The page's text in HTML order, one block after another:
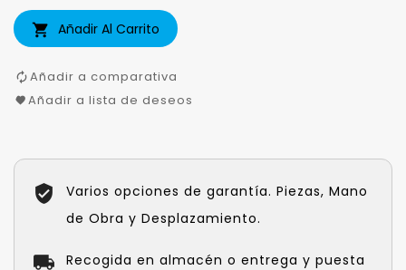
 Añadir Al Carrito
Añadir a comparativa
Añadir a lista de deseos
Varios opciones de garantía. Piezas, Mano
de Obra y Desplazamiento.
Recogida en almacén o entrega y puesta